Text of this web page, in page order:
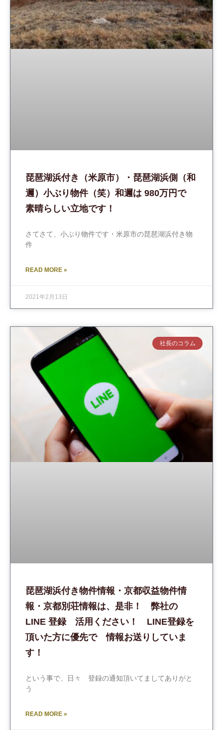
琵琶湖浜付き（米原市）・琵琶湖浜側（和
邇）小ぶり物件（笑）和邇は 980万円で
素晴らしい立地です！
さてさて、小ぶり物件です・米原市の琵琶湖浜付き物
件
READ MORE »
2021年2月13日
社長のコラム
琵琶湖浜付き物件情報・京都収益物件情
報・京都別荘情報は、是非！ 弊社の
LINE 登録 活用ください！ LINE登録を
頂いた方に優先で 情報お送りしていま
す！
という事で、日々 登録の通知頂いてましてありがと
う
READ MORE »